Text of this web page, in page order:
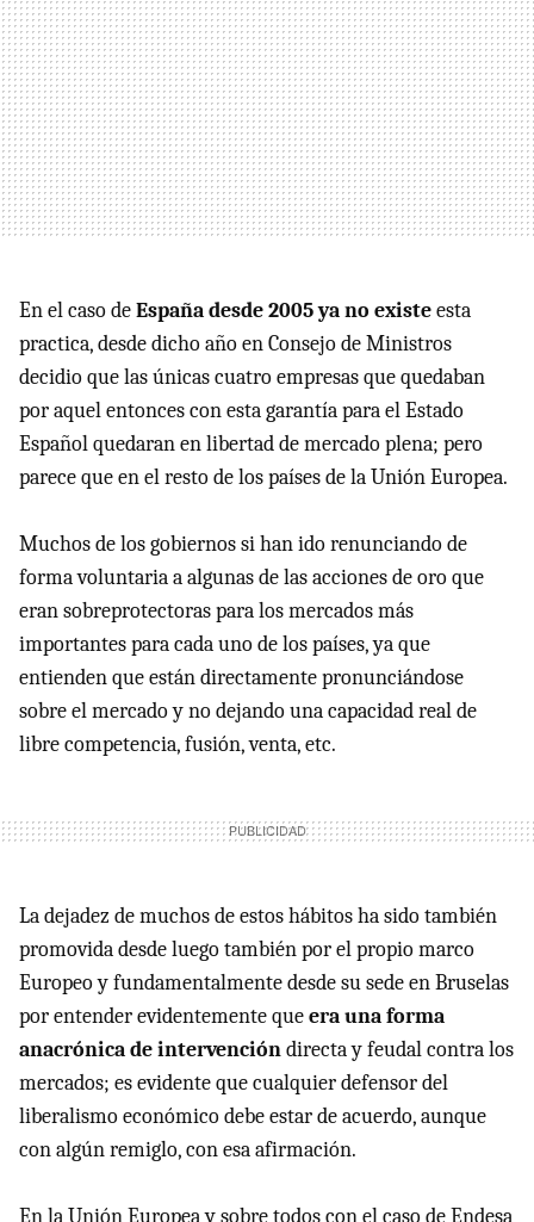
En el caso deEspaña desde 2005 ya no existeesta
practica, desde dicho año en Consejo de Ministros
decidio que las únicas cuatro empresas que quedaban
por aquel entonces con esta garantía para el Estado
Español quedaran en libertad de mercado plena; pero
parece que en el resto de los países de la Unión Europea.
Muchos de los gobiernos si han ido renunciando de
forma voluntaria a algunas de las acciones de oro que
eran sobreprotectoras para los mercados más
importantes para cada uno de los países, ya que
entienden que están directamente pronunciándose
sobre el mercado y no dejando una capacidad real de
libre competencia, fusión, venta, etc.
La dejadez de muchos de estos hábitos ha sido también
promovida desde luego también por el propio marco
Europeo y fundamentalmente desde su sede en Bruselas
por entender evidentemente queera una forma
anacrónica de intervencióndirecta y feudal contra los
mercados; es evidente que cualquier defensor del
liberalismo económico debe estar de acuerdo, aunque
con algún remiglo, con esa afirmación.
En la Unión Europea y sobre todos con el caso de Endesa